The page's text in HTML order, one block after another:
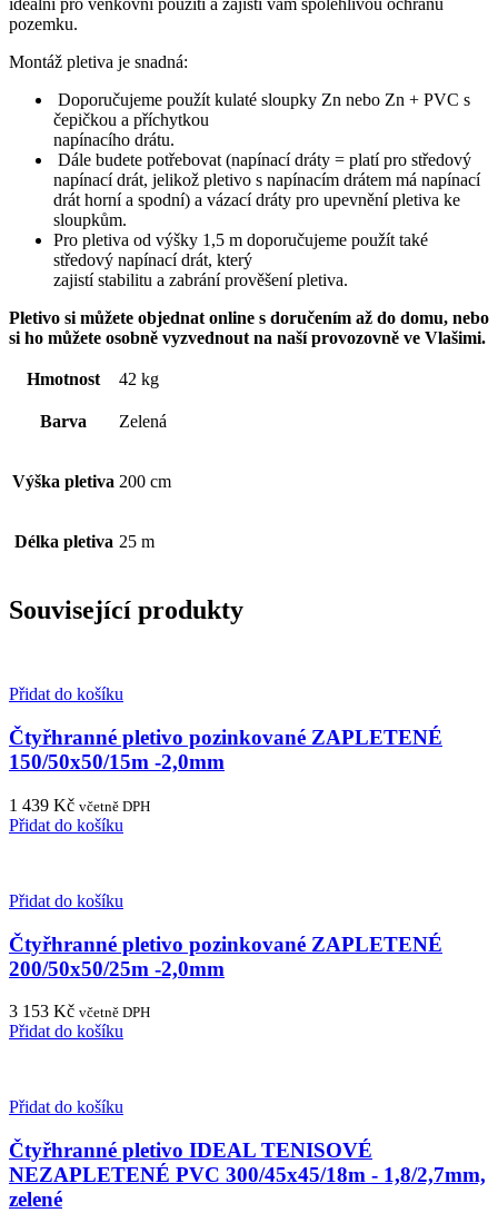
pozemku.
Montáž pletiva je snadná:
Doporučujeme použít kulaté sloupky Zn nebo Zn + PVC s
čepičkou a příchytkou
napínacího drátu.
Dále budete potřebovat (napínací dráty = platí pro středový
napínací drát, jelikož pletivo s napínacím drátem má napínací
drát horní a spodní) a vázací dráty pro upevnění pletiva ke
sloupkům.
Pro pletiva od výšky 1,5 m doporučujeme použít také
středový napínací drát, který
zajistí stabilitu a zabrání prověšení pletiva.
Pletivo si můžete objednat online s doručením až do domu, nebo
si ho můžete osobně vyzvednout na naší provozovně ve Vlašimi.
Hmotnost 42 kg
Barva Zelená
Výška pletiva 200 cm
Délka pletiva 25 m
Související produkty
Přidat do košíku
Čtyřhranné pletivo pozinkované ZAPLETENÉ
150/50x50/15m -2,0mm
1 439 Kč včetně DPH
Přidat do košíku
Přidat do košíku
Čtyřhranné pletivo pozinkované ZAPLETENÉ
200/50x50/25m -2,0mm
3 153 Kč včetně DPH
Přidat do košíku
Přidat do košíku
Čtyřhranné pletivo IDEAL TENISOVÉ
NEZAPLETENÉ PVC 300/45x45/18m - 1,8/2,7mm,
zelené